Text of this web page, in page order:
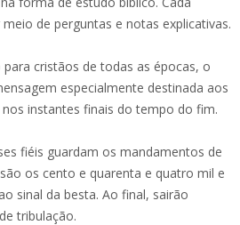
de perguntas e notas explicativas.
cristãos de todas as épocas, o
especialmente destinada aos
instantes finais do tempo do fim.
fiéis guardam os mandamentos de
os cento e quarenta e quatro mil e
sinal da besta. Ao final, sairão
tribulação.